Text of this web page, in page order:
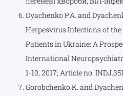
Dyachenko P.A. and
Herpesvirus Infections of
Patients in Ukraine: A
International
1-10, 2017; Article no.
Gorobchenko K. and